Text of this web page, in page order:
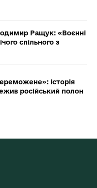
Ращук: «Воєнні
спільного з
історія
російський полон